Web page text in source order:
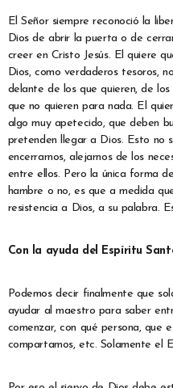
El Señor siempre reconoció la
Dios de abrir la puerta o de
creer en Cristo Jesús. El quiere
Dios, como verdaderos tesoros,
delante de los que quieren, de
que no quieren para nada. El
algo muy apetecido, que deben
pretenden llegar a Dios. Esto no
encerrarnos, alejarnos de los
entre ellos. Pero la única forma
hambre o no, es que a medida
resistencia a Dios, a su palabra.
Con la ayuda del Espíritu
Podemos decir finalmente que
ayudar al maestro para saber
comenzar, con qué persona, que
compartamos, etc. Solamente el